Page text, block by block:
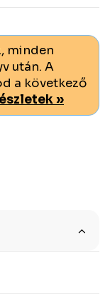
minden
után. A
a következő
»